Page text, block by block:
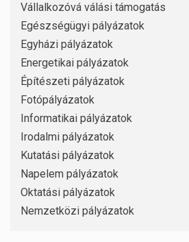
Vállalkozóvá válási támogatás
Egészségügyi pályázatok
Egyházi pályázatok
Energetikai pályázatok
Építészeti pályázatok
Fotópályázatok
Informatikai pályázatok
Irodalmi pályázatok
Kutatási pályázatok
Napelem pályázatok
Oktatási pályázatok
Nemzetközi pályázatok